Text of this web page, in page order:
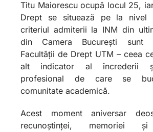
Titu Maiorescu ocupă locul 25,
Drept se situează pe la nivel
criteriul admiterii la INM din
din Camera București sunt
Facultății de Drept UTM – ceea
alt indicator al încrederii
profesional de care se
comunitate academică.
Acest moment aniversar
recunoștinței, memoriei și